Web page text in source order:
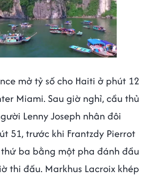
in 1 Cancel
mở tỷ số cho Haiti ở phút 12
Miami. Sau giờ nghỉ, cầu thủ
Lenny Joseph nhân đôi
51, trước khi Frantzdy Pierrot
ba bằng một pha đánh đầu
thi đấu. Markhus Lacroix khép